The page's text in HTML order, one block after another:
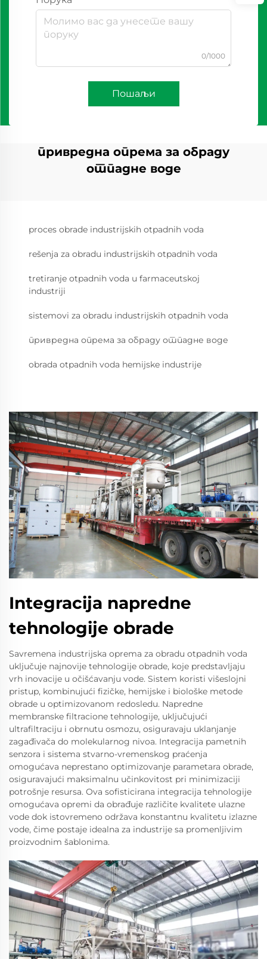
0/1000
Пошаљи
привредна опрема за обраду
отпадне воде
proces obrade industrijskih otpadnih voda
rešenja za obradu industrijskih otpadnih voda
tretiranje otpadnih voda u farmaceutskoj
industriji
sistemovi za obradu industrijskih otpadnih voda
привредна опрема за обраду отпадне воде
obrada otpadnih voda hemijske industrije
Integracija napredne
tehnologije obrade
Savremena industrijska oprema za obradu otpadnih voda
uključuje najnovije tehnologije obrade, koje predstavljaju
vrh inovacije u očišćavanju vode. Sistem koristi višeslojni
pristup, kombinujući fizičke, hemijske i biološke metode
obrade u optimizovanom redosledu. Napredne
membranske filtracione tehnologije, uključujući
ultrafiltraciju i obrnutu osmozu, osiguravaju uklanjanje
zagađivača do molekularnog nivoa. Integracija pametnih
senzora i sistema stvarno-vremenskog praćenja
omogućava neprestano optimizovanje parametara obrade,
osiguravajući maksimalnu učinkovitost pri minimizaciji
potrošnje resursa. Ova sofisticirana integracija tehnologije
omogućava opremi da obrađuje različite kvalitete ulazne
vode dok istovremeno održava konstantnu kvalitetu izlazne
vode, čime postaje idealna za industrije sa promenljivim
proizvodnim šablonima.